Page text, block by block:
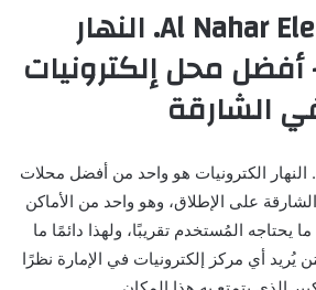
Al Nahar Electronics. النهار
أفضل محل إلكترونيات
الشارقة
Al Nahar Electronics. النهار الكترونيات هو واحد من أفضل محلات
على الإطلاق، وهو واحد من الأماكن
يحتاجه المُستخدم تقريبًا، ولهذا دائمًا ما
أي مركز إلكترونيات في الإمارة نظرًا